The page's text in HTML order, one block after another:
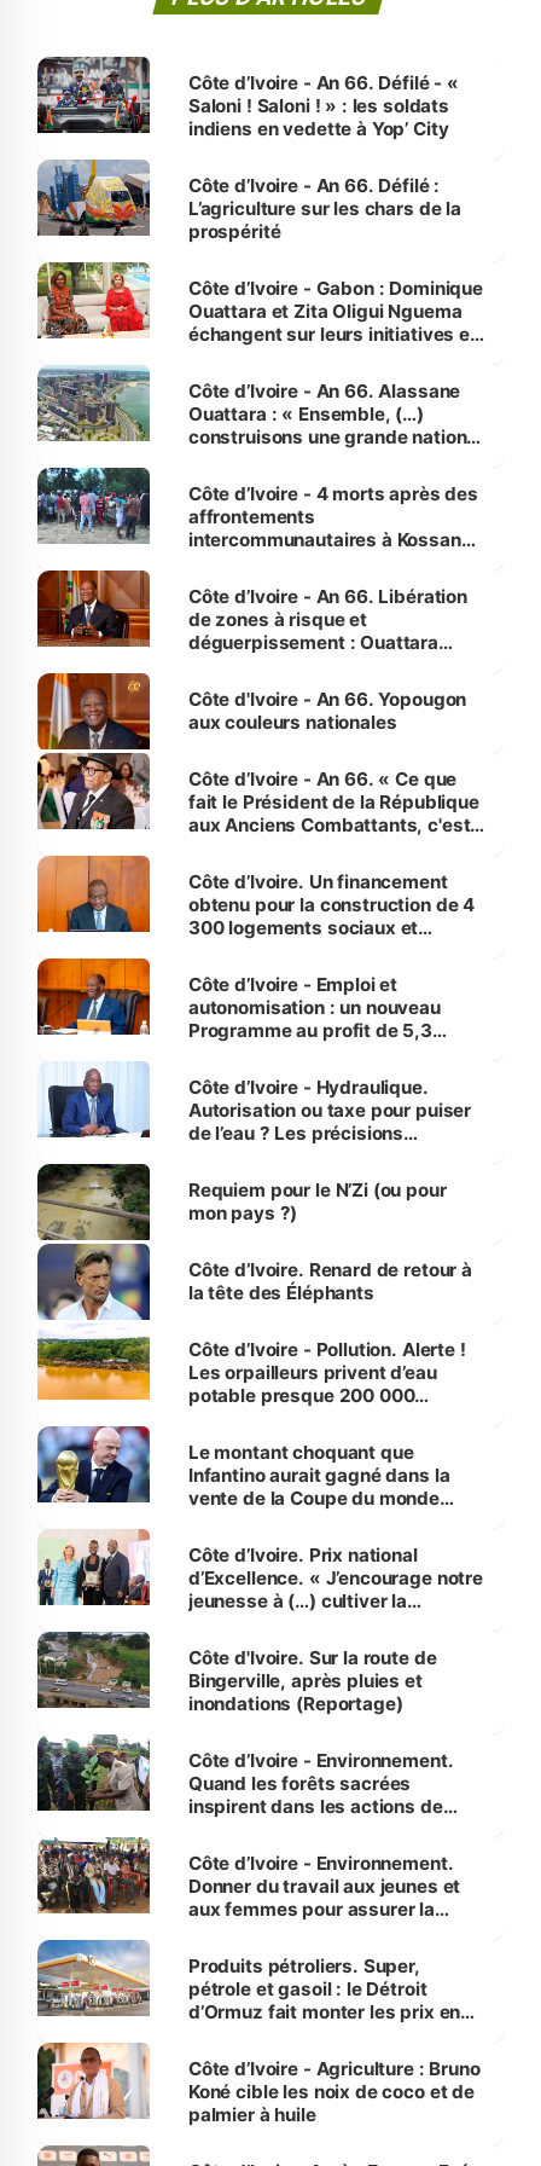
Côte d’Ivoire - An 66. Défilé - «
Saloni ! Saloni ! » : les soldats
indiens en vedette à Yop’ City
Côte d’Ivoire - An 66. Défilé :
L’agriculture sur les chars de la
prospérité
Côte d’Ivoire - Gabon : Dominique
Ouattara et Zita Oligui Nguema
échangent sur leurs initiatives en
enfants
Côte d’Ivoire - An 66. Alassane
Ouattara : « Ensemble, (…)
construisons une grande nation
générations futures »
Côte d’Ivoire - 4 morts après des
affrontements
intercommunautaires à Kossandji
milieu des sinistrés
Côte d’Ivoire - An 66. Libération
de zones à risque et
déguerpissement : Ouattara
l'Etat de droit pour préserver les
vies humaines »
Côte d'Ivoire - An 66. Yopougon
aux couleurs nationales
Côte d’Ivoire - An 66. « Ce que
fait le Président de la République
aux Anciens Combattants, c'est
Côte d’Ivoire. Un financement
obtenu pour la construction de 4
300 logements sociaux et
et Yamoussoukro
Côte d’Ivoire - Emploi et
autonomisation : un nouveau
Programme au profit de 5,3
Côte d’Ivoire - Hydraulique.
Autorisation ou taxe pour puiser
de l’eau ? Les précisions
Requiem pour le N’Zi (ou pour
mon pays ?)
Côte d’Ivoire. Renard de retour à
la tête des Éléphants
Côte d’Ivoire - Pollution. Alerte !
Les orpailleurs privent d’eau
potable presque 200 000
Le montant choquant que
Infantino aurait gagné dans la
vente de la Coupe du monde
Côte d’Ivoire. Prix national
d’Excellence. « J’encourage notre
jeunesse à (…) cultiver la
(Alassane Ouattara
Côte d'Ivoire. Sur la route de
Bingerville, après pluies et
inondations (Reportage)
Côte d’Ivoire - Environnement.
Quand les forêts sacrées
inspirent dans les actions de
Côte d’Ivoire - Environnement.
Donner du travail aux jeunes et
aux femmes pour assurer la
menacées
Produits pétroliers. Super,
pétrole et gasoil : le Détroit
d’Ormuz fait monter les prix en
Côte d’Ivoire - Agriculture : Bruno
Koné cible les noix de coco et de
palmier à huile